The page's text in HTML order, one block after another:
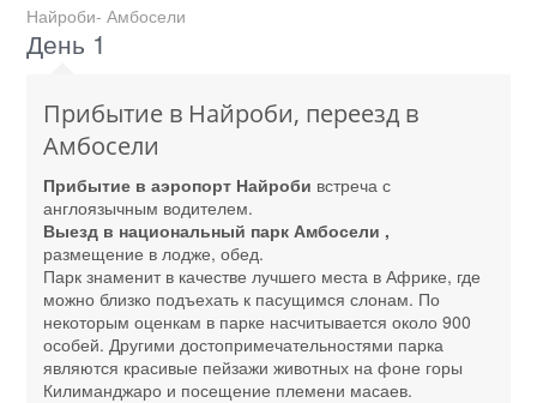
Найроби- Амбосели
День 1
Прибытие в Найроби, переезд в
Амбосели
Прибытие в аэропорт Найроби встреча с
англоязычным водителем.
Выезд в национальный парк Амбосели ,
размещение в лодже, обед.
Парк знаменит в качестве лучшего места в Африке, где
можно близко подъехать к пасущимся слонам. По
некоторым оценкам в парке насчитывается около 900
особей. Другими достопримечательностями парка
являются красивые пейзажи животных на фоне горы
Килиманджаро и посещение племени масаев.